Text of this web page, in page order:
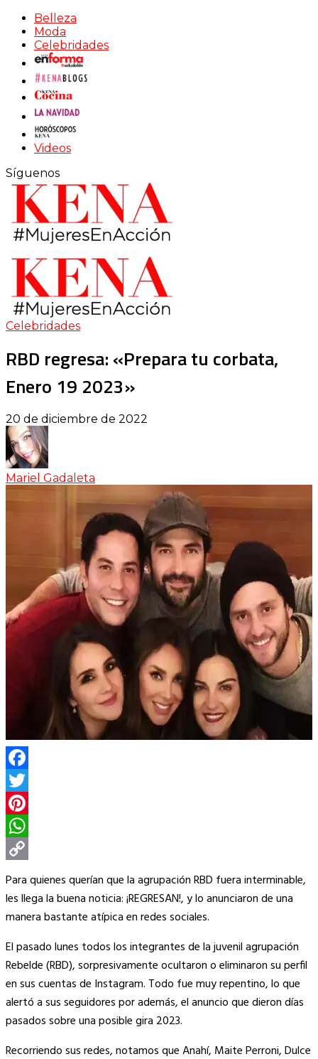
Belleza
Moda
Celebridades
Videos
Síguenos
Celebridades
RBD regresa: «Prepara tu corbata,
Enero 19 2023»
20 de diciembre de 2022
Mariel Gadaleta
Facebook
Twitter
Pinterest
WhatsApp
Copy
Link
Para quienes querían que la agrupación RBD fuera interminable,
les llega la buena noticia: ¡REGRESAN!, y lo anunciaron de una
manera bastante atípica en redes sociales.
El pasado lunes todos los integrantes de la juvenil agrupación
Rebelde (RBD), sorpresivamente ocultaron o eliminaron su perfil
en sus cuentas de Instagram. Todo fue muy repentino, lo que
alertó a sus seguidores por además, el anuncio que dieron días
pasados sobre una posible gira 2023.
Recorriendo sus redes, notamos que Anahí, Maite Perroni, Dulce